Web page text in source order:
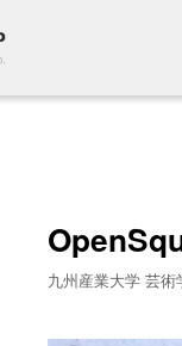
九州産業大学 芸